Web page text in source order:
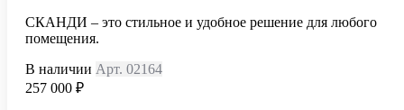
СКАНДИ – это стильное и удобное решение для любого
помещения.
В наличии Арт. 02164
257 000 ₽